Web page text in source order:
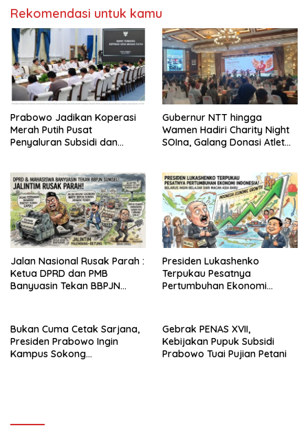
Rekomendasi untuk kamu
Prabowo Jadikan Koperasi
Merah Putih Pusat
Penyaluran Subsidi dan
Gubernur NTT hingga
Wamen Hadiri Charity Night
SOIna, Galang Donasi Atlet
Jalan Nasional Rusak Parah :
Ketua DPRD dan PMB
Banyuasin Tekan BBPJN
Presiden Lukashenko
Terpukau Pesatnya
Pertumbuhan Ekonomi
Bukan Cuma Cetak Sarjana,
Presiden Prabowo Ingin
Kampus Sokong
Gebrak PENAS XVII,
Kebijakan Pupuk Subsidi
Prabowo Tuai Pujian Petani